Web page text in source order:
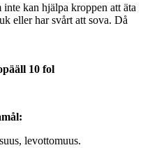
kan hjälpa kroppen att äta
eller har svårt att sova. Då
10 fol
levottomuus.